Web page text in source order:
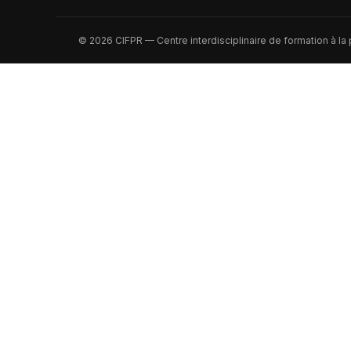
© 2026 CIFPR — Centre interdisciplinaire de formation à la